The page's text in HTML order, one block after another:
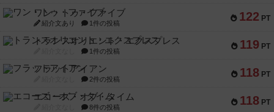
122 PT
ワン・トゥ・ファイブ
紹介文あり 1件の投稿
119 PT
トランスオリエント・エクスプレス
1件の投稿
118 PT
フラットアイアン
2件の投稿
118 PT
エコーズ・オブ・タイム
8件の投稿